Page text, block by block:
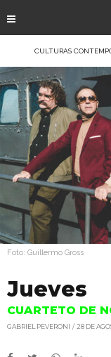
CULTURAS
Foto: Guillermo Gross
Jueves
CUARTETO DE
GABRIEL PEVERONI 28 DE